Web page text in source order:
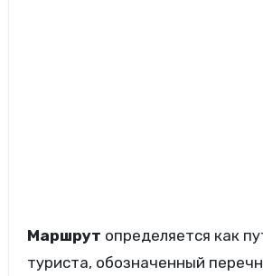
Маршрут определяется как
туриста, обозначенный